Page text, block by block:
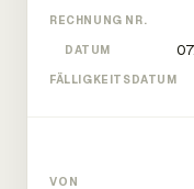
RECHNUNG NR.
DATUM
FÄLLIGKEITSDATUM
VON